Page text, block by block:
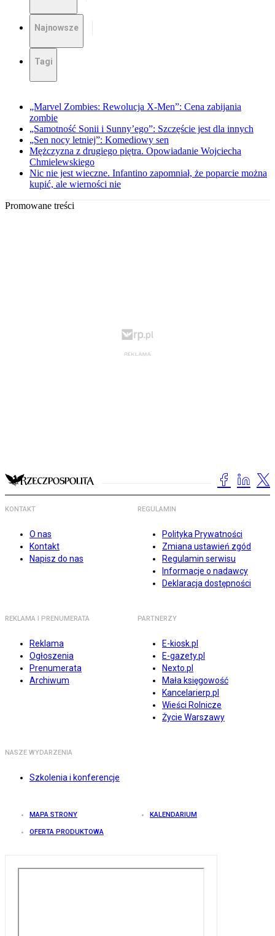
Najnowsze
Tagi
„Marvel Zombies: Rewolucja X-Men”: Cena zabijania
zombie
„Samotność Sonii i Sunny’ego”: Szczęście jest dla innych
„Sen nocy letniej”: Komediowy sen
Mężczyzna z drugiego piętra. Opowiadanie Wojciecha
Chmielewskiego
Nic nie jest wieczne. Infantino zapomniał, że poparcie można
kupić, ale wierności nie
Promowane treści
KONTAKT
O nas
Kontakt
Napisz do nas
REGULAMIN
Polityka Prywatności
Zmiana ustawień zgód
Regulamin serwisu
Informacje o nadawcy
Deklaracja dostępności
REKLAMA I PRENUMERATA
Reklama
Ogłoszenia
Prenumerata
Archiwum
PARTNERZY
E-kiosk.pl
E-gazety.pl
Nexto.pl
Mała księgowość
Kancelarierp.pl
Wieści Rolnicze
Życie Warszawy
NASZE WYDARZENIA
Szkolenia i konferencje
MAPA STRONY KALENDARIUM
OFERTA PRODUKTOWA